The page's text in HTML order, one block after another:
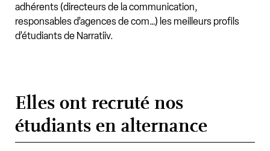
adhérents (directeurs de la communication,
responsables d’agences de com…) les meilleurs profils
d’étudiants de Narratiiv.
Elles ont recruté nos
étudiants en alternance